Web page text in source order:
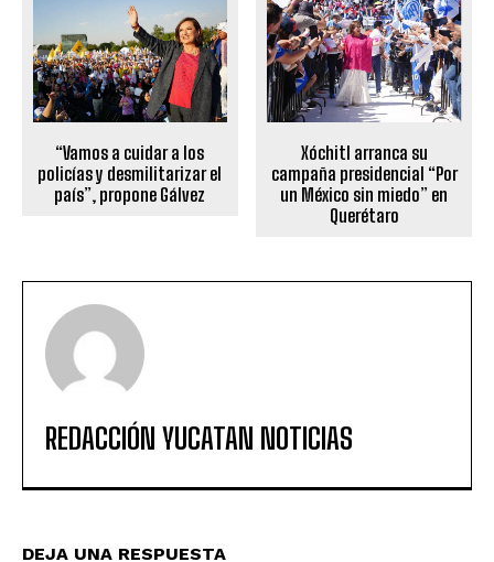
“Vamos a cuidar a los
policías y desmilitarizar el
país”, propone Gálvez
Xóchitl arranca su
campaña presidencial “Por
un México sin miedo” en
Querétaro
REDACCIÓN YUCATAN NOTICIAS
DEJA UNA RESPUESTA